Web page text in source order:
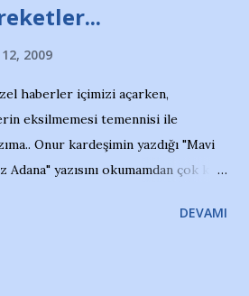
2009
haberler içimizi açarken,
eksilmemesi temennisi ile
Onur kardeşimin yazdığı "Mavi
yazısını okumamdan çok kısa
İstanbul takımlarınınDEVAMI